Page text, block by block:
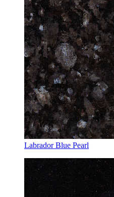
Labrador Blue Pearl